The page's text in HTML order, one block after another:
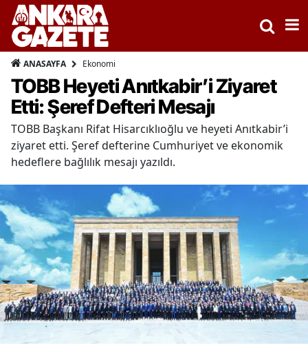
ANASAYFA Ekonomi
TOBB Heyeti Anıtkabir’i Ziyaret
Etti: Şeref Defteri Mesajı
TOBB Başkanı Rifat Hisarcıklıoğlu ve heyeti Anıtkabir’i
ziyaret etti. Şeref defterine Cumhuriyet ve ekonomik
hedeflere bağlılık mesajı yazıldı.